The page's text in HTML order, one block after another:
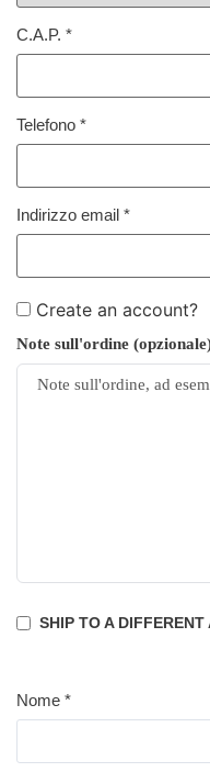
C.A.P. *
Telefono *
Indirizzo email *
Create an account?
Note sull'ordine
SHIP TO A DIFFERENT
Nome *